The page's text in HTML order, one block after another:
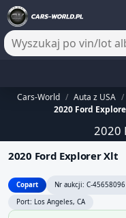
Cars-World / Auta z USA /
2020 Ford
2020
2020 Ford Explorer Xlt
Copart Nr aukcji: C-45658096
Port: Los Angeles, CA